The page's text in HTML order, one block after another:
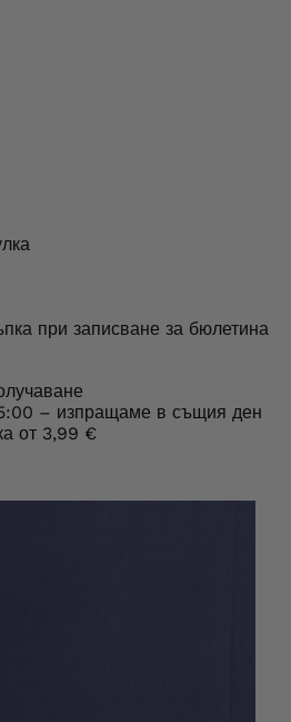
при записване за бюлетина
– изпращаме в същия ден
от 3,99 €